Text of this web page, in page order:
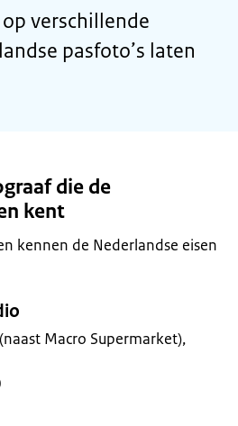
verschillende
pasfoto’s laten
die de
kent
kennen de Nederlandse eisen
Macro Supermarket),